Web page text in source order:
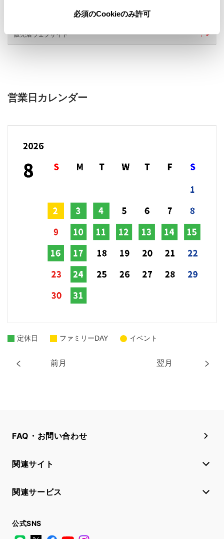
必須のCookieのみ許可
販売店ウェブサイト
営業日カレンダー
前月 翌月
定休日 ファミリーDAY イベント
FAQ・お問い合わせ
関連サイト
関連サービス
公式SNS
LINE
X FacebookYouTube